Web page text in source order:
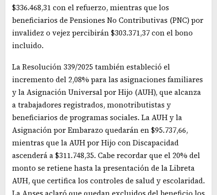
$336.468,31 con el refuerzo, mientras que los
beneficiarios de Pensiones No Contributivas (PNC) por
invalidez o vejez percibirán $303.371,37 con el bono
incluido.
La Resolución 339/2025 también estableció el
incremento del 2,08% para las asignaciones familiares
y la Asignación Universal por Hijo (AUH), que alcanza
a trabajadores registrados, monotributistas y
beneficiarios de programas sociales. La AUH y la
Asignación por Embarazo quedarán en $95.737,66,
mientras que la AUH por Hijo con Discapacidad
ascenderá a $311.748,35. Cabe recordar que el 20% del
monto se retiene hasta la presentación de la Libreta
AUH, que certifica los controles de salud y escolaridad.